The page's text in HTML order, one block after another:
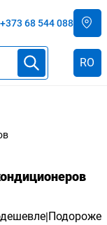
+373 68 544 088
RO
|Подороже